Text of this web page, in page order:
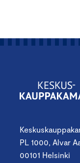
PL 1000, Alvar
00101 Helsinki